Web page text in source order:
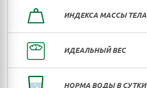
ИНДЕКСА МАССЫ ТЕЛА
ИДЕАЛЬНЫЙ ВЕС
НОРМА ВОДЫ В СУТКИ